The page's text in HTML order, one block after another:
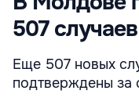
507
Еще 507 новых
подтверждены за